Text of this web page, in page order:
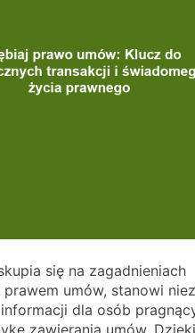
się na zagadnieniach
umów, stanowi
dla osób